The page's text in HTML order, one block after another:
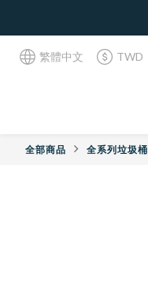
繁體中文 TWD
全部商品 全系列垃圾桶